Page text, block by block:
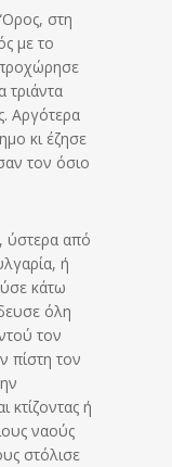
στη
με το
τριάντα
Αργότερα
κι έζησε
τον όσιο
ύστερα από
ή
κάτω
όλη
τον
πίστη τον
ή
ναούς
στόλισε